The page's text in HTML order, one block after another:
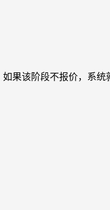
果该阶段不报价，系